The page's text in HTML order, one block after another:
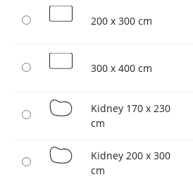
200 x 300 cm
300 x 400 cm
Kidney 170 x 230
cm
Kidney 200 x 300
cm